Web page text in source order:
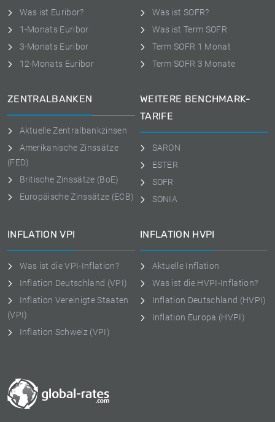
Was ist Euribor?
1-Monats Euribor
3-Monats Euribor
12-Monats Euribor
Was ist SOFR?
Was ist Term SOFR
Term SOFR 1 Monat
Term SOFR 3 Monate
ZENTRALBANKEN
Aktuelle Zentralbankzinsen
Amerikanische Zinssätze
(FED)
Britische Zinssätze (BoE)
Europäische Zinssätze (ECB)
WEITERE BENCHMARK-
TARIFE
SARON
ESTER
SOFR
SONIA
INFLATION VPI
Was ist die VPI-Inflation?
Inflation Deutschland (VPI)
Inflation Vereinigte Staaten
(VPI)
Inflation Schweiz (VPI)
INFLATION HVPI
Aktuelle Inflation
Was ist die HVPI-Inflation?
Inflation Deutschland (HVPI)
Inflation Europa (HVPI)